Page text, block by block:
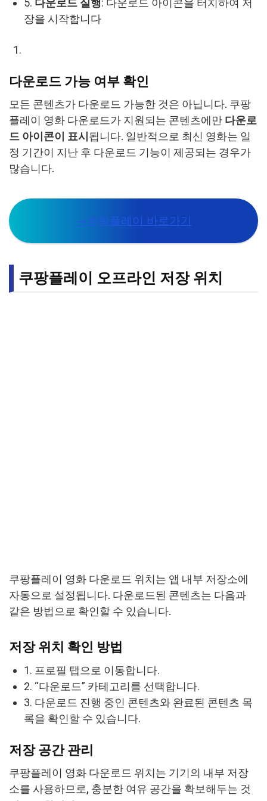
5. 다운로드 실행: 다운로드 아이콘을 터치하여 저
장을 시작합니다
다운로드 가능 여부 확인
모든 콘텐츠가 다운로드 가능한 것은 아닙니다. 쿠팡
플레이 영화 다운로드가 지원되는 콘텐츠에만 다운로
드 아이콘이 표시 됩니다. 일반적으로 최신 영화는 일
정 기간이 지난 후 다운로드 기능이 제공되는 경우가
많습니다.
→쿠팡플레이 바로가기
쿠팡플레이 오프라인 저장 위치
쿠팡플레이 영화 다운로드 위치는 앱 내부 저장소에
자동으로 설정됩니다. 다운로드된 콘텐츠는 다음과
같은 방법으로 확인할 수 있습니다.
저장 위치 확인 방법
1. 프로필 탭으로 이동합니다.
2. “다운로드” 카테고리를 선택합니다.
3. 다운로드 진행 중인 콘텐츠와 완료된 콘텐츠 목
록을 확인할 수 있습니다.
저장 공간 관리
쿠팡플레이 영화 다운로드 위치는 기기의 내부 저장
소를 사용하므로, 충분한 여유 공간을 확보해두는 것